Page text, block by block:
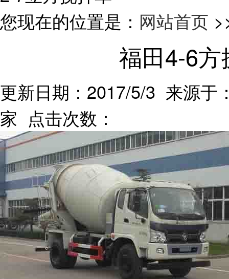
您现在的位置是： 网站首页
福田4-6
更新日期：2017/5/3 来源于
家 点击次数：